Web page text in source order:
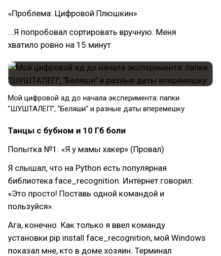
«Проблема: Цифровой Плюшкин»
...Я попробовал сортировать вручную. Меня
хватило ровно на 15 минут
Мой цифровой ад до начала эксперимента: папки
"ШУШТАЛЕП", "Беляши" и разные даты вперемешку
Танцы с бубном и 10 Гб боли
Попытка №1. «Я у мамы хакер» (Провал)
Я слышал, что на Python есть популярная
библиотека face_recognition. Интернет говорил:
«Это просто! Поставь одной командой и
пользуйся».
Ага, конечно. Как только я ввел команду
установки pip install face_recognition, мой Windows
показал мне, кто в доме хозяин. Терминал